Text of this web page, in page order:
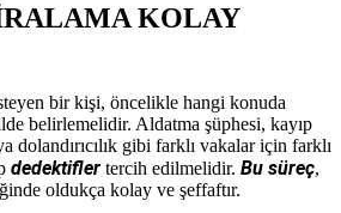
KOLAY
bir kişi, öncelikle hangi konuda
belirlemelidir. Aldatma şüphesi, kayıp
dolandırıcılık gibi farklı vakalar için farklı
dedektifler tercih edilmelidir. Bu süreç,
oldukça kolay ve şeffaftır.